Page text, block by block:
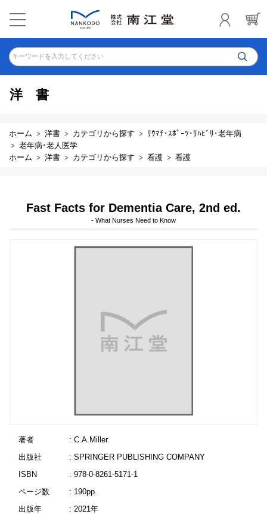
キーワードを入力してください
洋書
ホーム 洋書 カテゴリから探す
ﾘｳﾏﾁ･ｽﾎﾟｰﾂ･ﾘﾊﾋﾞﾘ･老年病
老年病･老人医学
ホーム
洋書 カテゴリから探す 看護 看護
Fast Facts for Dementia Care, 2nd ed.
- What Nurses Need to Know
著者
: C.A.Miller
出版社
: SPRINGER PUBLISHING COMPANY
ISBN
: 978-0-8261-5171-1
ページ数
: 190pp.
出版年
: 2021年